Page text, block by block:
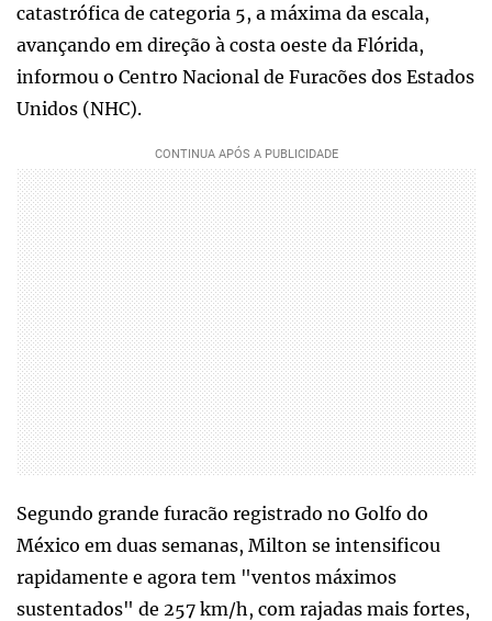
catastrófica de categoria 5, a máxima da escala,
avançando em direção à costa oeste da Flórida,
informou o Centro Nacional de Furacões dos Estados
Unidos (NHC).
Segundo grande furacão registrado no Golfo do
México em duas semanas, Milton se intensificou
rapidamente e agora tem "ventos máximos
sustentados" de 257 km/h, com rajadas mais fortes,